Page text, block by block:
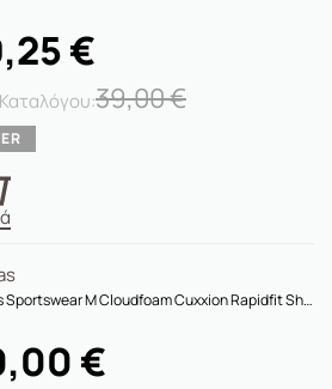
39,00€
€
Adidas Sportswear M Cloudfoam Cuxxion Rapidfit Shoes HP3428
€